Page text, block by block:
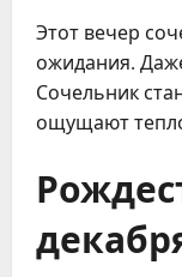
Этот вечер
ожидания.
Сочельник
ощущают